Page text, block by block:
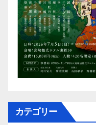
カテゴリー